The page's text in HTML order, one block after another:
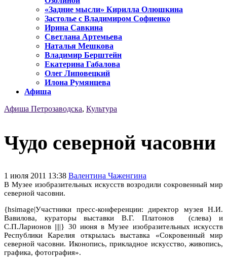
«Задние мысли» Кирилла Олюшкина
Застолье с Владимиром Софиенко
Ирина Савкина
Светлана Артемьева
Наталья Мешкова
Владимир Берштейн
Екатерина Габалова
Олег Липовецкий
Илона Румянцева
Афиша
Афиша Петрозаводска, Культура
Чудо северной часовни
1 июля 2011 13:38 Валентина Чаженгина
В Музее изобразительных искусств возродили сокровенный мир
северной часовни.
{hsimage|Участники пресс-конференции: директор музея Н.И.
Вавилова, кураторы выставки В.Г. Платонов (слева) и
С.П.Ларионов ||||} 30 июня в Музее изобразительных искусств
Республики Карелия открылась выставка «Сокровенный мир
северной часовни. Иконопись, прикладное искусство, живопись,
графика, фотография».